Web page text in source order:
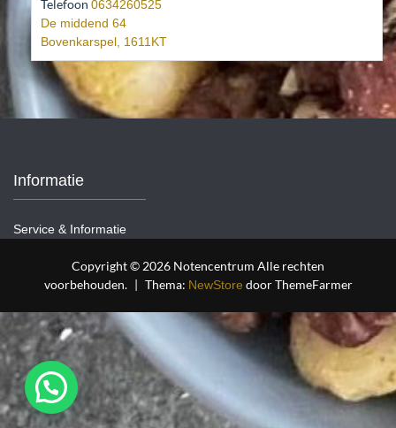
Telefoon 0634260525
De middend 64
Bovenkarspel 1611KT
Informatie
Service & Informatie
Copyright © 2026 Notencentrum Alle rechten
voorbehouden. | Thema: NewStore door ThemeFarmer